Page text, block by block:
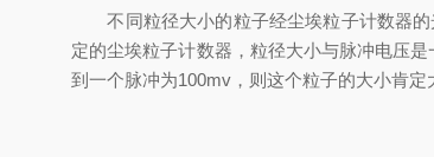
不同粒径大小的粒子经尘埃粒子计数器的
定的尘埃粒子计数器，粒径大小与脉冲电压
到一个脉冲为100mv，则这个粒子的大小肯定